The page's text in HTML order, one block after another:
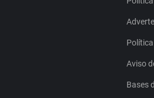
Aviso
Bases